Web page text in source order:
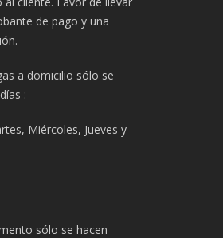
de pago y una
a domicilio sólo se
:
Miércoles, Jueves y
sólo se hacen